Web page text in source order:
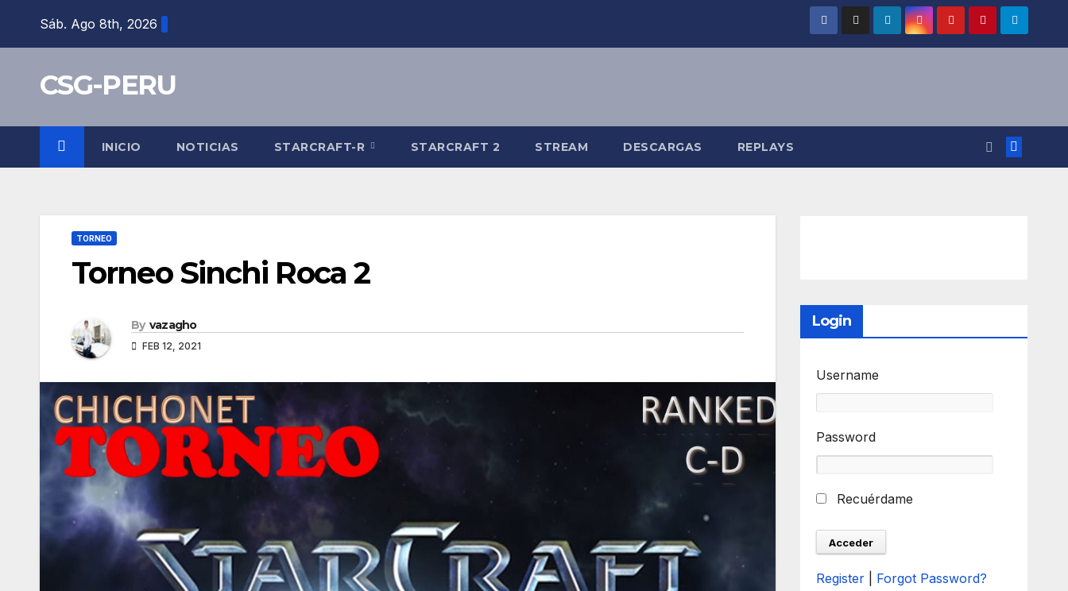
Sáb. Ago 8th, 2026
CSG-PERU
INICIO NOTICIAS STARCRAFT-R STARCRAFT 2 STREAM DESCARGAS REPLAYS
TORNEO
Torneo Sinchi Roca 2
By vazagho
FEB 12, 2021
Login
Username
Password
Recuérdame
Register Forgot Password?